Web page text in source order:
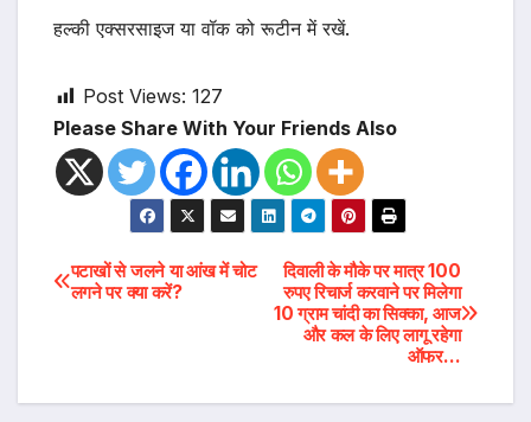
हल्की एक्सरसाइज या वॉक को रूटीन में रखें.
Post Views: 127
Please Share With Your Friends Also
Post
दिवाली के मौके पर मात्र 100
रुपए रिचार्ज करवाने पर मिलेगा
10 ग्राम चांदी का सिक्का, आज
और कल के लिए लागू रहेगा
ऑफर…
पटाखों से जलने या आंख में चोट
लगने पर क्या करें?